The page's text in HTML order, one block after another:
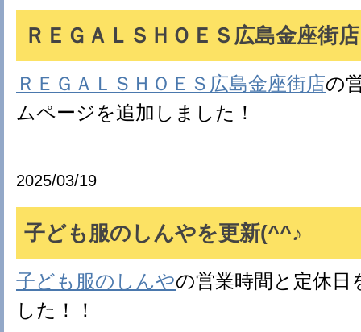
ＲＥＧＡＬＳＨＯＥＳ広島金座街
ＲＥＧＡＬＳＨＯＥＳ広島金座街店の
ムページを追加しました！
2025/03/19
子ども服のしんやを更新(^^♪
子ども服のしんやの営業時間と定休日
した！！